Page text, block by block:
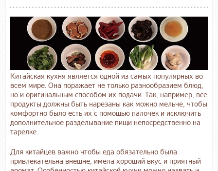
Китайская кухня является одной из самых популярных во
всем мире. Она поражает не только разнообразием блюд,
но и оригинальным способом их подачи. Так, например, все
продукты должны быть нарезаны как можно мельче, чтобы
комфортно было есть их с помощью палочек и исключить
дополнительное разделывание пищи непосредственно на
тарелке.
Для китайцев важно чтобы еда обязательно была
привлекательна внешне, имела хороший вкус и приятный